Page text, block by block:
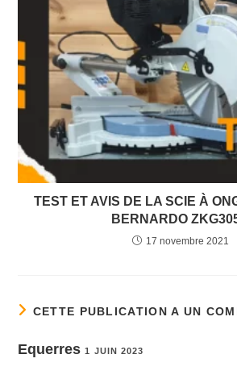
TEST ET AVIS DE LA SCIE À
BERNARDO
17 novembre 2021
CETTE PUBLICATION A UN
Equerres 1 JUIN 2023